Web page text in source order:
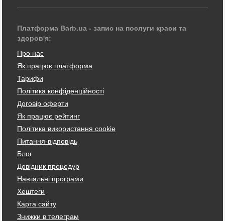
Платформа Barb.ua - запис на послуги краси та
здоров'я:
Про нас
Як працює платформа
Тарифи
Політика конфіденційності
Договір оферти
Як працює рейтинг
Політика використання cookie
Питання-відповідь
Блог
Довідник процедур
Навчальні програми
Хештеги
Карта сайту
Знижки в телеграм